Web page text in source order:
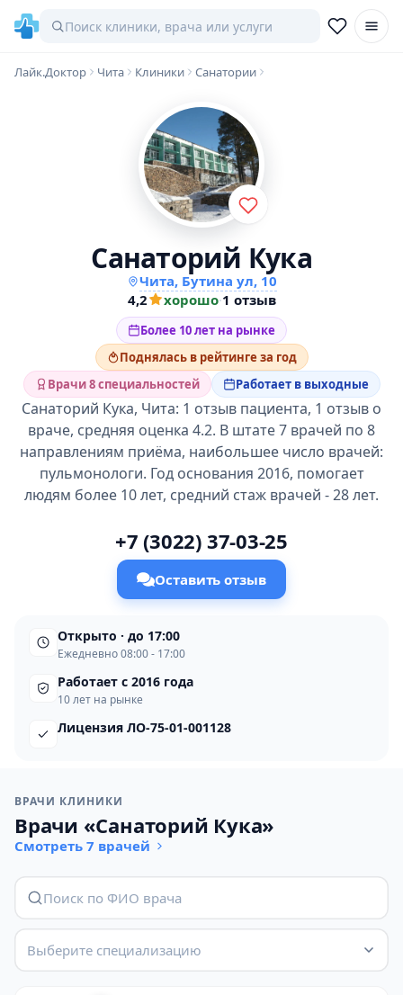
Лайк.Доктор Чита Клиники Санатории
Санаторий Кука
Чита, Бутина ул, 10
4,2
хорошо·1 отзыв
Более 10 лет на рынке
Поднялась в рейтинге за год
Врачи 8 специальностей
Работает в выходные
Санаторий Кука, Чита: 1 отзыв пациента, 1 отзыв о
враче, средняя оценка 4.2. В штате 7 врачей по 8
направлениям приёма, наибольшее число врачей:
пульмонологи. Год основания 2016, помогает
людям более 10 лет, средний стаж врачей - 28 лет.
+7 (3022) 37-03-25
Оставить отзыв
Открыто · до 17:00
Ежедневно 08:00 - 17:00
Работает с 2016 года
10 лет на рынке
Лицензия ЛО-75-01-001128
ВРАЧИ КЛИНИКИ
Врачи «Санаторий Кука»
Смотреть 7 врачей
Выберите специализацию